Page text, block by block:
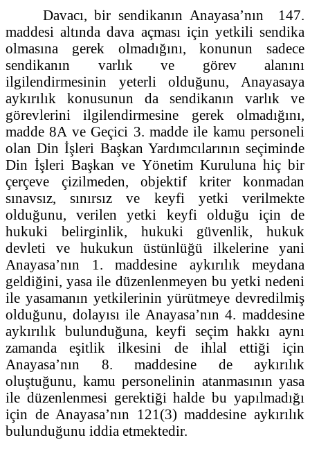
Davacı, bir sendikanın Anayasa’nın 147.
maddesi altında dava açması için yetkili sendika
olmasına gerek olmadığını, konunun sadece
sendikanın varlık ve görev alanını
ilgilendirmesinin yeterli olduğunu, Anayasaya
aykırılık konusunun da sendikanın varlık ve
görevlerini ilgilendirmesine gerek olmadığını,
madde 8A ve Geçici 3. madde ile kamu personeli
olan Din İşleri Başkan Yardımcılarının seçiminde
Din İşleri Başkan ve Yönetim Kuruluna hiç bir
çerçeve çizilmeden, objektif kriter konmadan
sınavsız, sınırsız ve keyfi yetki verilmekte
olduğunu, verilen yetki keyfi olduğu için de
hukuki belirginlik, hukuki güvenlik, hukuk
devleti ve hukukun üstünlüğü ilkelerine yani
Anayasa’nın 1. maddesine aykırılık meydana
geldiğini, yasa ile düzenlenmeyen bu yetki nedeni
ile yasamanın yetkilerinin yürütmeye devredilmiş
olduğunu, dolayısı ile Anayasa’nın 4. maddesine
aykırılık bulunduğuna, keyfi seçim hakkı aynı
zamanda eşitlik ilkesini de ihlal ettiği için
Anayasa’nın 8. maddesine de aykırılık
oluştuğunu, kamu personelinin atanmasının yasa
ile düzenlenmesi gerektiği halde bu yapılmadığı
için de Anayasa’nın 121(3) maddesine aykırılık
bulunduğunu iddia etmektedir.